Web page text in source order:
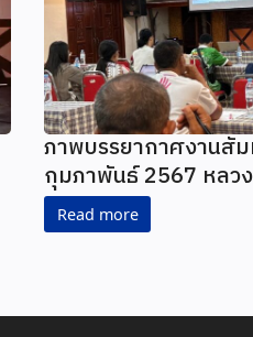
ภาพบรรยากาศงานสั
กุมภาพันธ์ 2567 หลว
Read more